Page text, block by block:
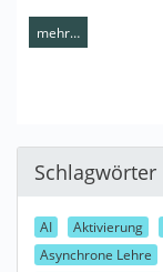
mehr…
Schlagwörter
AI Aktivierung
Asynchrone Lehre